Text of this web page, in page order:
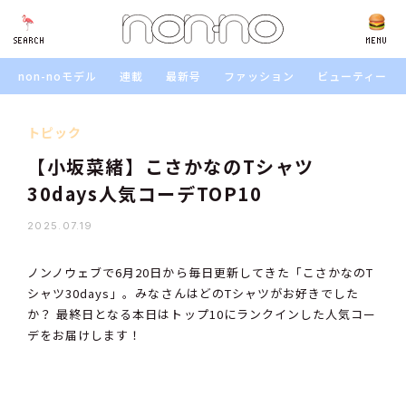
SEARCH MENU
SEARCH
non-noモデル 連載 最新号 ファッション ビューティー
トピック
【小坂菜緒】こさかなのTシャツ
30days人気コーデTOP10
2025.07.19
ノンノウェブで6月20日から毎日更新してきた「こさかなのT
シャツ30days」。みなさんはどのTシャツがお好きでした
か？ 最終日となる本日はトップ10にランクインした人気コー
デをお届けします！